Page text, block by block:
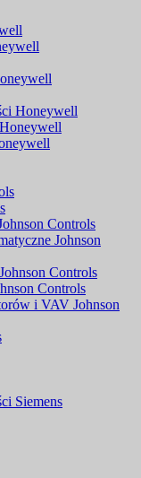
Honeywell
Controls
Johnson
Controls
Controls
i VAV Johnson
Siemens